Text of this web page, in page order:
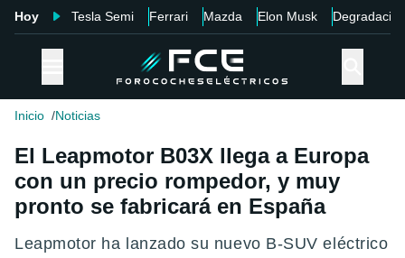
Hoy Tesla Semi Ferrari Mazda Elon Musk Degradación
Inicio Noticias
El Leapmotor B03X llega a Europa
con un precio rompedor, y muy
pronto se fabricará en España
Leapmotor ha lanzado su nuevo B-SUV eléctrico